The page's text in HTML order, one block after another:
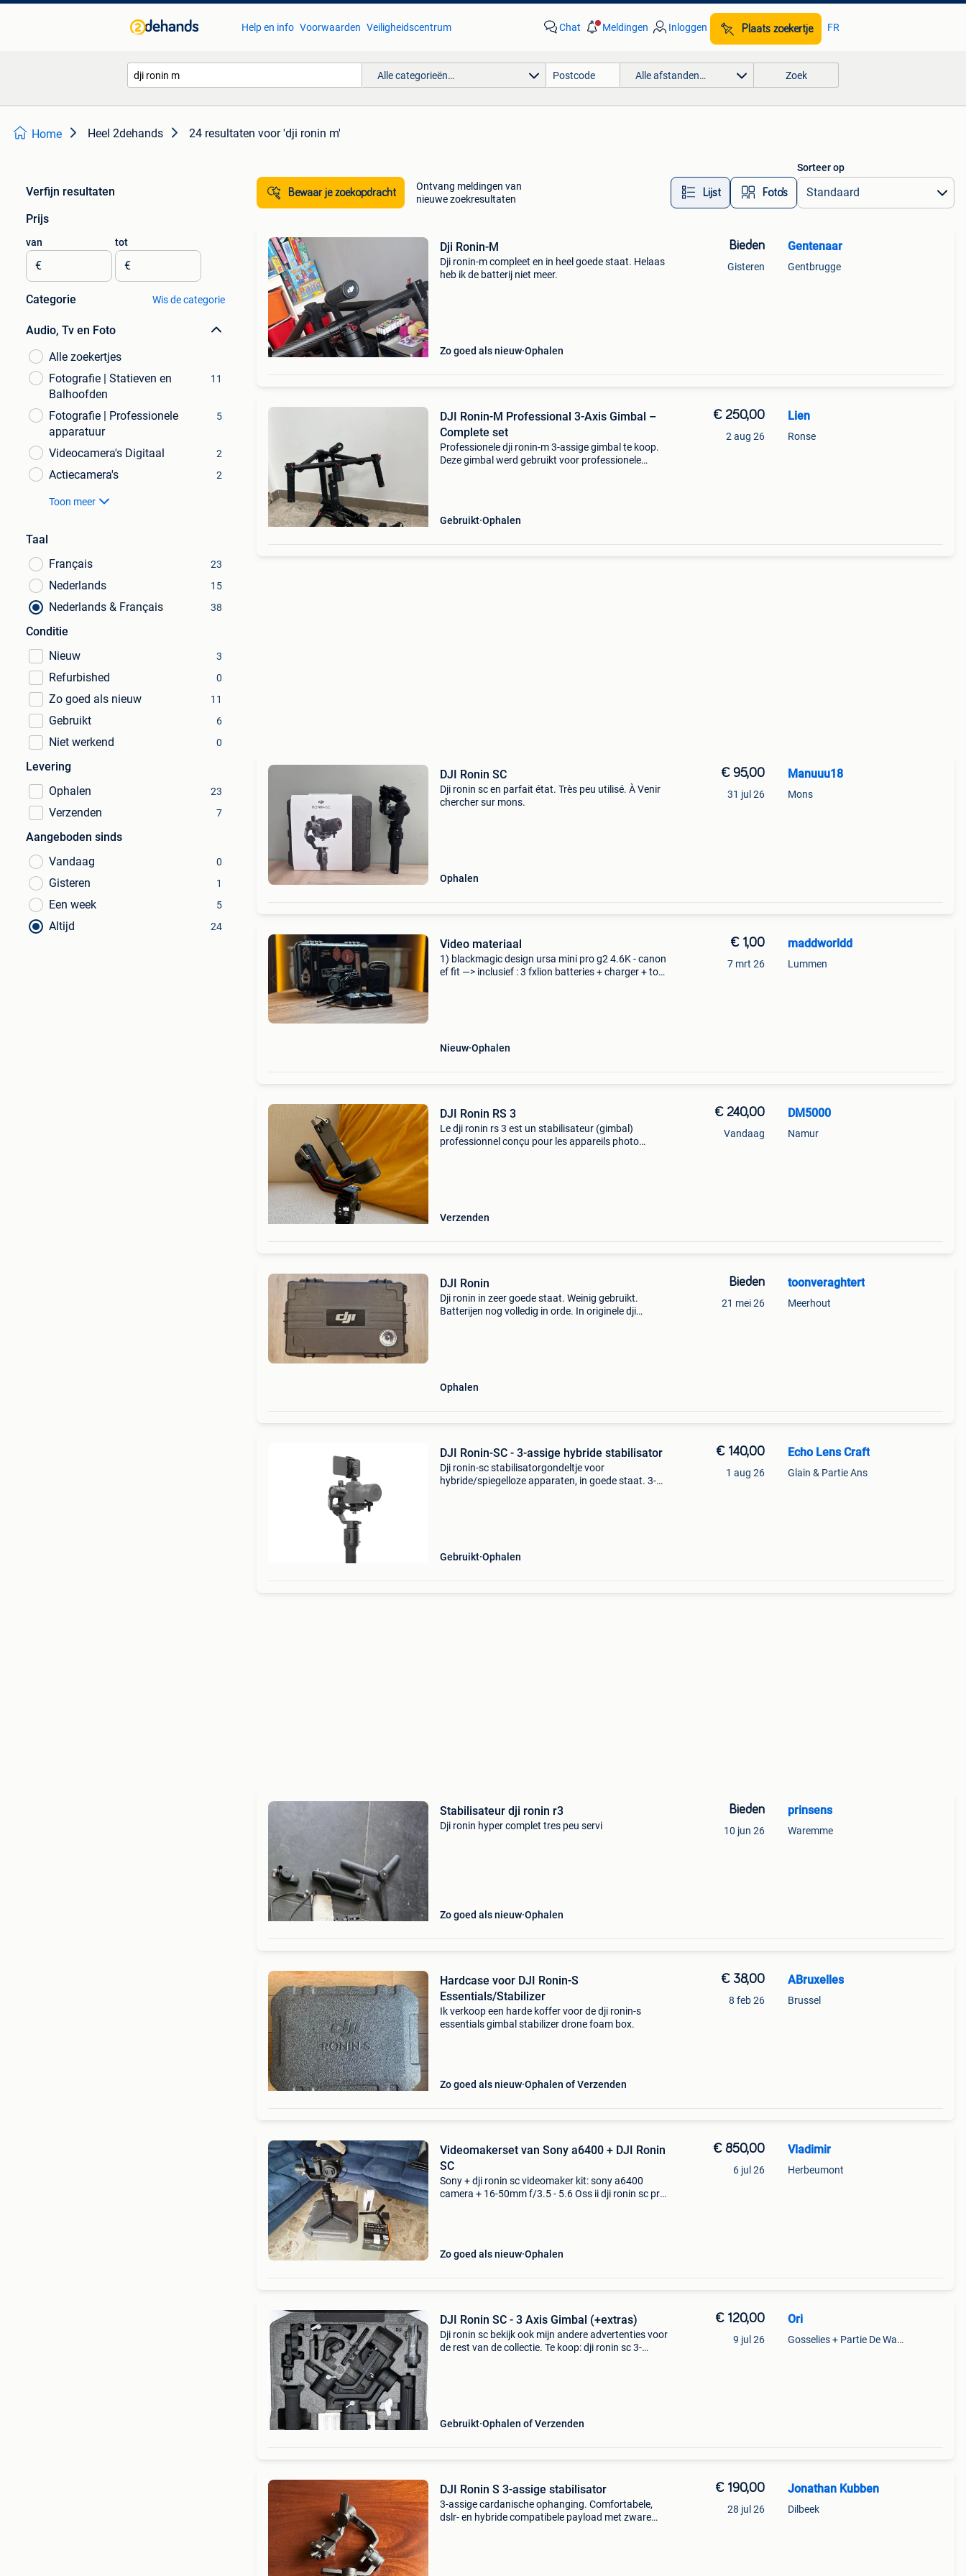
Help en info Voorwaarden Veiligheidscentrum Chat Meldingen Inloggen Plaats zoekertje FR
Alle categorieën… Alle afstanden… Zoek
Home Heel 2dehands 24 resultaten voor 'dji ronin m'
Verfijn resultaten
Prijs
van
€
tot
€
Categorie Wis de categorie
Audio, Tv en Foto
Alle zoekertjes
Fotografie | Statieven en
Balhoofden
11
Fotografie | Professionele
apparatuur
5
Videocamera's Digitaal 2
Actiecamera's 2
Toon meer
Taal
Français
23
Nederlands 15
Nederlands & Français 38
Conditie
Nieuw
3
Refurbished 0
Zo goed als nieuw 11
Gebruikt 6
Niet werkend 0
Levering
Ophalen
23
Verzenden 7
Aangeboden sinds
Vandaag
0
Gisteren 1
Een week 5
Altijd 24
Bewaar je zoekopdracht
Ontvang meldingen van
nieuwe zoekresultaten
Lijst Foto’s
Sorteer op
Dji Ronin-M
Dji ronin-m compleet en in heel goede staat. Helaas
heb ik de batterij niet meer.
Zo goed als nieuw Ophalen
Bieden
Gisteren
Gentenaar
Gentbrugge
DJI Ronin-M Professional 3-Axis Gimbal –
Complete set
Professionele dji ronin-m 3-assige gimbal te koop.
Deze gimbal werd gebruikt voor professionele
Gebruikt Ophalen
€ 250,00
2 aug 26
Lien
Ronse
DJI Ronin SC
Dji ronin sc en parfait état. Très peu utilisé. À Venir
chercher sur mons.
Ophalen
€ 95,00
31 jul 26
Manuuu18
Mons
Video materiaal
1) blackmagic design ursa mini pro g2 4.6K - canon
ef fit —> inclusief : 3 fxlion batteries + charger + top
Nieuw Ophalen
€ 1,00
7 mrt 26
maddworldd
Lummen
DJI Ronin RS 3
Le dji ronin rs 3 est un stabilisateur (gimbal)
professionnel conçu pour les appareils photo
Verzenden
€ 240,00
Vandaag
DM5000
Namur
DJI Ronin
Dji ronin in zeer goede staat. Weinig gebruikt.
Batterijen nog volledig in orde. In originele dji
Ophalen
Bieden
21 mei 26
toonveraghtert
Meerhout
DJI Ronin-SC - 3-assige hybride stabilisator
Dji ronin-sc stabilisatorgondeltje voor
hybride/spiegelloze apparaten, in goede staat. 3-
Gebruikt Ophalen
€ 140,00
1 aug 26
Echo Lens Craft
Glain & Partie Ans
Stabilisateur dji ronin r3
Dji ronin hyper complet tres peu servi
Zo goed als nieuw Ophalen
Bieden
10 jun 26
prinsens
Waremme
Hardcase voor DJI Ronin-S
Essentials/Stabilizer
Ik verkoop een harde koffer voor de dji ronin-s
essentials gimbal stabilizer drone foam box.
Zo goed als nieuw Ophalen of Verzenden
€ 38,00
8 feb 26
ABruxelles
Brussel
Videomakerset van Sony a6400 + DJI Ronin
SC
Sony + dji ronin sc videomaker kit: sony a6400
camera + 16-50mm f/3.5 - 5.6 Oss ii dji ronin sc pro
Zo goed als nieuw Ophalen
€ 850,00
6 jul 26
Vladimir
Herbeumont
DJI Ronin SC - 3 Axis Gimbal (+extras)
Dji ronin sc bekijk ook mijn andere advertenties voor
de rest van de collectie. Te koop: dji ronin sc 3-
Gebruikt Ophalen of Verzenden
€ 120,00
9 jul 26
Ori
Gosselies + Partie De Wayaux
DJI Ronin S 3-assige stabilisator
3-assige cardanische ophanging. Comfortabele,
dslr- en hybride compatibele payload met zware
€ 190,00
28 jul 26
Jonathan Kubben
Dilbeek